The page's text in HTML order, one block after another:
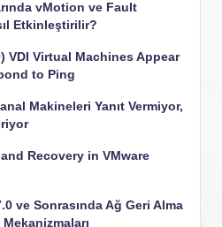
vMotion ve Fault
Etkinleştirilir?
VDI Virtual Machines Appear
to Ping
Makineleri Yanıt Vermiyor,
Recovery in VMware
ve Sonrasında Ağ Geri Alma